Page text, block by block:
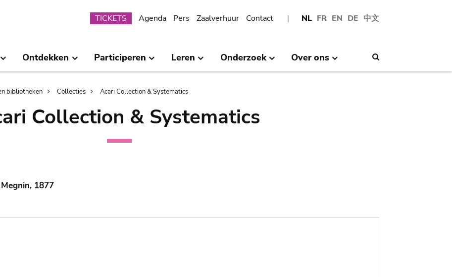
NL FR EN DE 中文
Submenu
TICKETS Agenda Pers Zaalverhuur Contact
Ontdekken Participeren Leren Onderzoek Over ons
bibliotheken Collecties Acari Collection & Systematics
Collection & Systematics
1877